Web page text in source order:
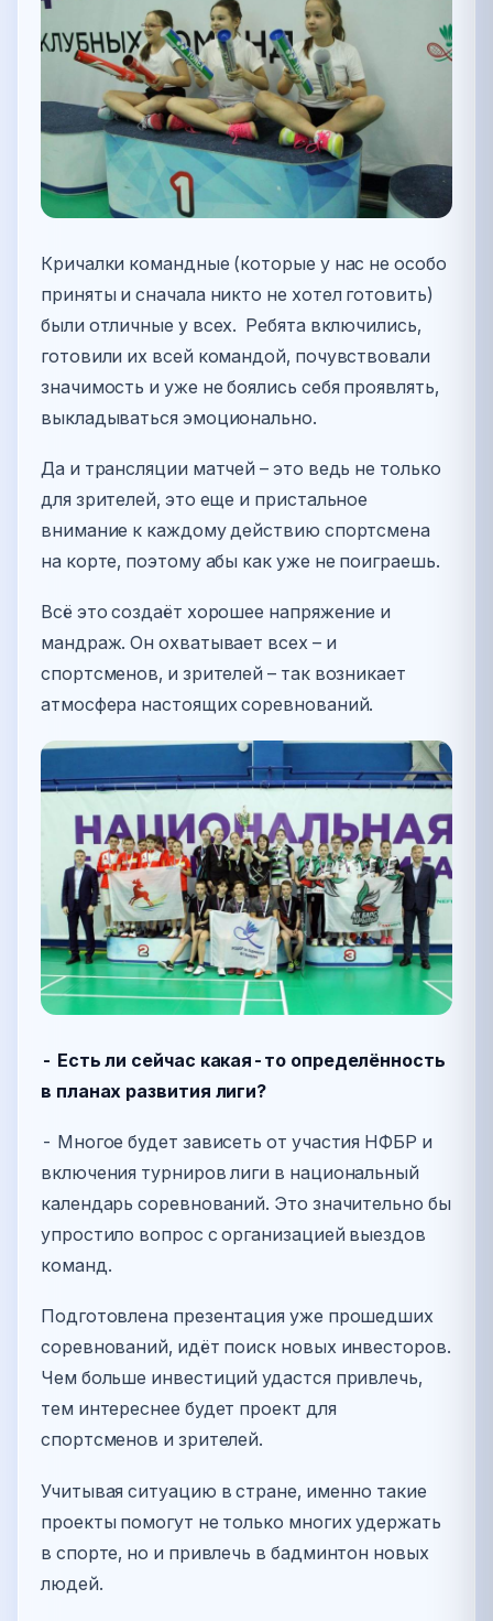
Кричалки командные (которые у нас не особо
приняты и сначала никто не хотел готовить)
были отличные у всех. Ребята включились,
готовили их всей командой, почувствовали
значимость и уже не боялись себя проявлять,
выкладываться эмоционально.
Да и трансляции матчей – это ведь не только
для зрителей, это еще и пристальное
внимание к каждому действию спортсмена
на корте, поэтому абы как уже не поиграешь.
Всё это создаёт хорошее напряжение и
мандраж. Он охватывает всех – и
спортсменов, и зрителей – так возникает
атмосфера настоящих соревнований.
- Есть ли сейчас какая-то определённость
в планах развития лиги?
- Многое будет зависеть от участия НФБР и
включения турниров лиги в национальный
календарь соревнований. Это значительно бы
упростило вопрос с организацией выездов
команд.
Подготовлена презентация уже прошедших
соревнований, идёт поиск новых инвесторов.
Чем больше инвестиций удастся привлечь,
тем интереснее будет проект для
спортсменов и зрителей.
Учитывая ситуацию в стране, именно такие
проекты помогут не только многих удержать
в спорте, но и привлечь в бадминтон новых
людей.